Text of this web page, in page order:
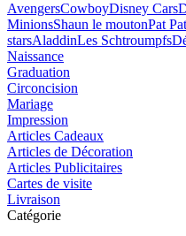
AvengersCowboyDisney Cars
MinionsShaun le moutonPat
starsAladdinLes Schtroumpfs
Naissance
Graduation
Circoncision
Mariage
Impression
Articles Cadeaux
Articles de Décoration
Articles Publicitaires
Cartes de visite
Livraison
Catégorie